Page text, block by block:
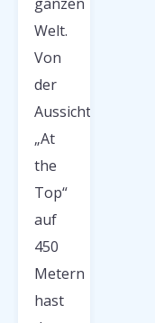
Welt.
Von
der
Aussichtsplattform
„At
the
Top“
auf
450
Metern
hast